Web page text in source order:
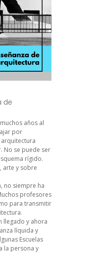
de
años al
por
No se puede ser
rígido.
arte y sobre
no siempre ha
profesores
para transmitir
llegado y ahora
líquida y
Escuelas
la persona y